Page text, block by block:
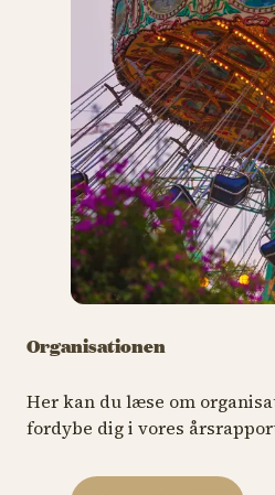
Organisationen
Her kan du læse om
fordybe dig i vores